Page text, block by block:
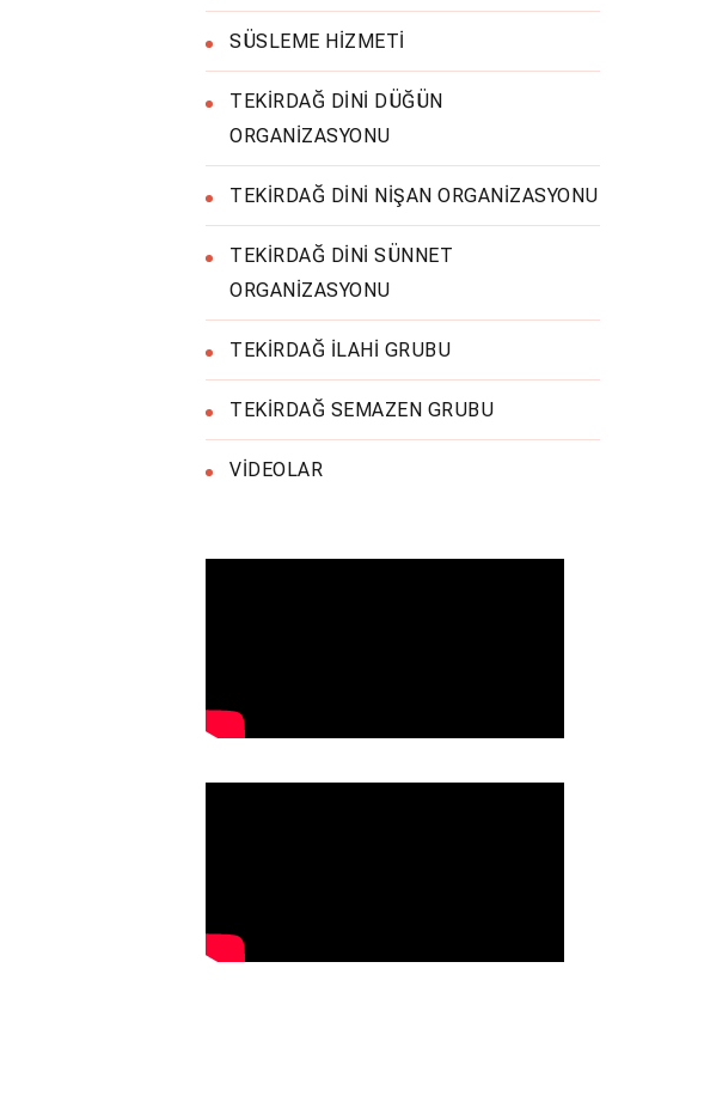
SÜSLEME HİZMETİ
TEKİRDAĞ DİNİ DÜĞÜN
ORGANİZASYONU
TEKİRDAĞ DİNİ NİŞAN ORGANİZASYONU
TEKİRDAĞ DİNİ SÜNNET
ORGANİZASYONU
TEKİRDAĞ İLAHİ GRUBU
TEKİRDAĞ SEMAZEN GRUBU
VİDEOLAR